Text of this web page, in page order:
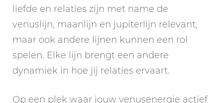
liefde en relaties zijn met name de
venuslijn, maanlijn en jupiterlijn relevant,
maar ook andere lijnen kunnen een rol
spelen. Elke lijn brengt een andere
dynamiek in hoe jij relaties ervaart.
Op een plek waar jouw venusenergie actief